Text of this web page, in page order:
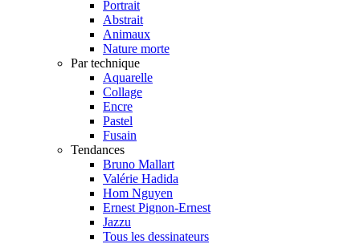
Portrait
Abstrait
Animaux
Nature morte
Par technique
Aquarelle
Collage
Encre
Pastel
Fusain
Tendances
Bruno Mallart
Valérie Hadida
Hom Nguyen
Ernest Pignon-Ernest
Jazzu
Tous les dessinateurs